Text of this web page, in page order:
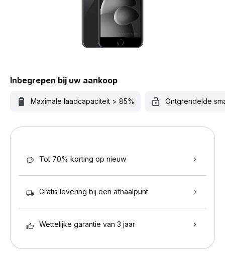
Inbegrepen bij uw aankoop
Maximale laadcapaciteit > 85% Ontgrendelde
Tot 70% korting op nieuw
Gratis levering bij een afhaalpunt
Wettelijke garantie van 3 jaar